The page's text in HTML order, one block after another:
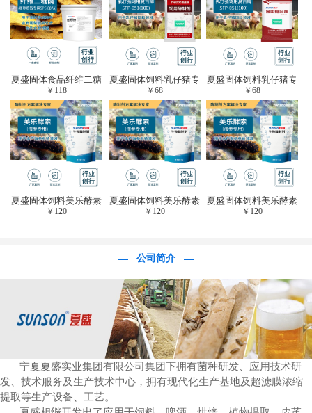
夏盛固体食品纤维二糖
酶(植物提取专用酶/用
于虎杖白藜芦醇提
取)FFG-0656
￥ 118
夏盛固体饲料乳仔猪专
用复合酶SFG-0932
￥ 68
夏盛固体饲料乳仔猪专
用复合酶SFG-0932
￥68
夏盛固体饲料美乐酵素
(水产海参海胆专
￥ 120
夏盛固体饲料美乐酵素
(水产海参海胆专
￥ 120
夏盛固体饲料美乐酵素
(水产海参海胆专
￥ 120
公司简介
宁夏夏盛实业集团有限公司集团下拥有菌种研发、应用技术研
发、技术服务及生产技术中心，拥有现代化生产基地及超滤膜浓缩
提取等生产设备、工艺。